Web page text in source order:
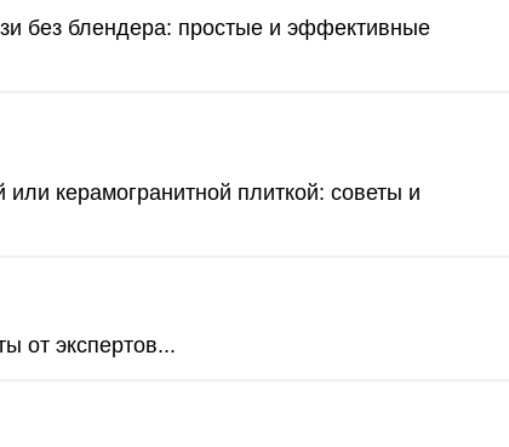
без блендера: простые и эффективные
керамогранитной плиткой: советы и
от экспертов...